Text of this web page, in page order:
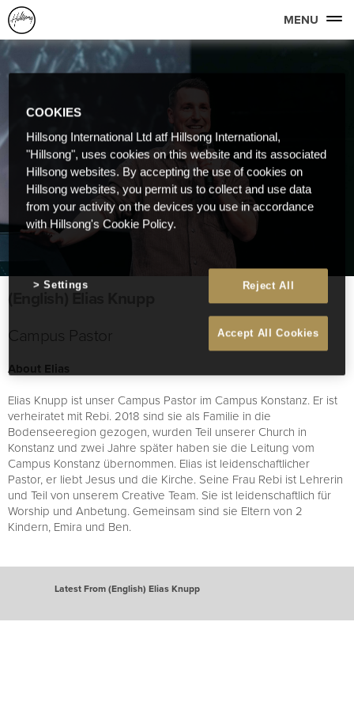
MENU
(English) Elias Knupp
Campus Pastor
About Elias
Elias Knupp ist unser Campus Pastor im Campus Konstanz. Er ist
verheiratet mit Rebi. 2018 sind sie als Familie in die
Bodenseeregion gezogen, wurden Teil unserer Church in
Konstanz und zwei Jahre später haben sie die Leitung vom
Campus Konstanz übernommen. Elias ist leidenschaftlicher
Pastor, er liebt Jesus und die Kirche. Seine Frau Rebi ist Lehrerin
und Teil von unserem Creative Team. Sie ist leidenschaftlich für
Worship und Anbetung. Gemeinsam sind sie Eltern von 2
Kindern, Emira und Ben.
Latest From (English) Elias Knupp
COOKIES
Hillsong International Ltd atf Hillsong International,
"Hillsong", uses cookies on this website and its associated
Hillsong websites. By accepting the use of cookies on
Hillsong websites, you permit us to collect and use data
from your activity on the devices you use in accordance
with Hillsong's Cookie Policy.
Reject All
Accept All Cookies
Settings